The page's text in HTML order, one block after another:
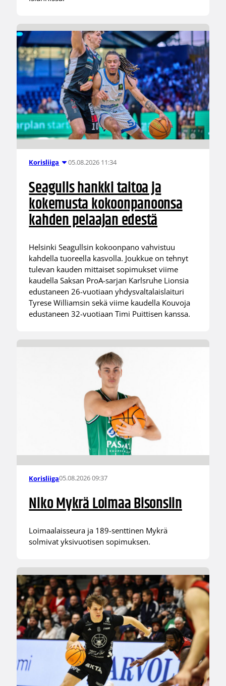
Korisliiga 05.08.2026 11:34
Seagulls hankki taitoa ja
kokemusta kokoonpanoonsa
kahden pelaajan edestä
Helsinki Seagullsin kokoonpano vahvistuu
kahdella tuoreella kasvolla. Joukkue on tehnyt
tulevan kauden mittaiset sopimukset viime
kaudella Saksan ProA-sarjan Karlsruhe Lionsia
edustaneen 26-vuotiaan yhdysvaltalaislaituri
Tyrese Williamsin sekä viime kaudella Kouvoja
edustaneen 32-vuotiaan Timi Puittisen kanssa.
Korisliiga05.08.2026 09:37
Niko Mykrä Loimaa Bisonsiin
Loimaalaisseura ja 189-senttinen Mykrä
solmivat yksivuotisen sopimuksen.